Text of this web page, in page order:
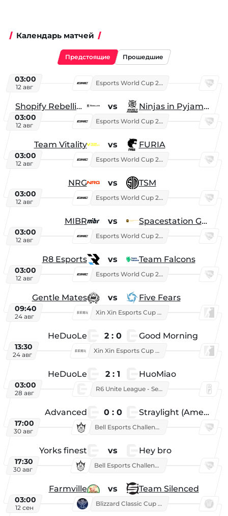
Календарь матчей
Предстоящие Прошедшие
03:00
12 авг
Esports World Cup 2026
Shopify Rebellion vs Ninjas in Pyjamas
03:00
12 авг
Esports World Cup 2026
Team Vitality vs FURIA
03:00
12 авг
Esports World Cup 2026
NRG vs TSM
03:00
12 авг
Esports World Cup 2026
MIBR vs Spacestation Gaming
03:00
12 авг
Esports World Cup 2026
R8 Esports vs Team Falcons
03:00
12 авг
Esports World Cup 2026
Gentle Mates vs Five Fears
09:40
24 авг
Xin Xin Esports Cup 2025
HeDuoLe 2 : 0 Good Morning
13:30
24 авг
Xin Xin Esports Cup 2026
HeDuoLe 2 : 1 HuoMiao
03:00
28 авг
R6 Unite League - Season 1
Advanced 0 : 0 Straylight (American team)
17:00
30 авг
Bell Esports Challenge 2026
Yorks finest vs Hey bro
17:30
30 авг
Bell Esports Challenge 2026
Farmville vs Team Silenced
03:00
12 сен
Blizzard Classic Cup 2026